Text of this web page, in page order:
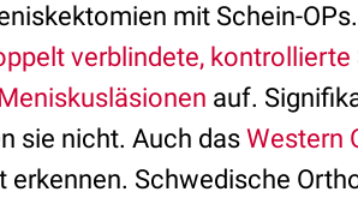
mit Schein-
verblindete, kontrollierte
auf.
sie nicht. Auch das Western
erkennen. Schwedische